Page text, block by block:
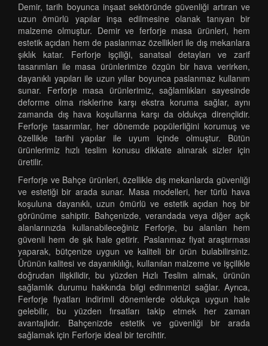
Demir, tarih boyunca inşaat sektöründe güvenliği artıran ve
uzun ömürlü yapılar inşa edilmesine olanak tanıyan bir
malzeme olmuştur. Demir ve ferforje masa ürünleri, hem
estetik açıdan hem de paslanmaz özellikleri ile dış mekanlara
şıklık katar. Ferforje işçiliği, sanatsal detayları ve zarif
tasarımları ile masa ürünlerimize özgün bir hava verirken,
dayanıklı yapıları ile uzun yıllar boyunca paslanmaz kullanım
sunar. Ferforje masa ürünlerimiz, sağlamlıkları sayesinde
deforme olma risklerine karşı ekstra koruma sağlar, aynı
zamanda dış hava koşullarına karşı da oldukça dirençlidir.
Ferforje tasarımlar, her dönemde popülerliğini korumuş ve
özellikle tarihi yapılar ile uyum içinde olmuştur. Bütün
ürünlerimiz hızlı teslim konusu dikkate alınarak sizler için
üretilir.
Ferforje ve Bahçe ürünleri, özellikle dış mekanlarda güvenliği
ve estetiği bir arada sunar. Masa modelleri, her türlü hava
koşuluna dayanıklı, uzun ömürlü ve estetik açıdan hoş bir
görünüme sahiptir. Bahçenizde, verandada veya diğer açık
alanlarınızda kullanabileceğiniz Ferforje, bu alanları hem
güvenli hem de şık hale getirir. Paslanmaz fiyat araştırması
yaparak, bütçenize uygun ve kaliteli bir ürün bulabilirsiniz.
Ürünün kalitesi ve dayanıklılığı, kullanılan malzeme ve işçilikle
doğrudan ilişkilidir, bu yüzden Hızlı Teslim almak, ürünün
sağlamlık durumu hakkında bilgi edinmenizi sağlar. Ayrıca,
Ferforje fiyatları indirimli dönemlerde oldukça uygun hale
gelebilir, bu yüzden fırsatları takip etmek her zaman
avantajlıdır. Bahçenizde estetik ve güvenliği bir arada
sağlamak için Ferforje ideal bir tercihtir.